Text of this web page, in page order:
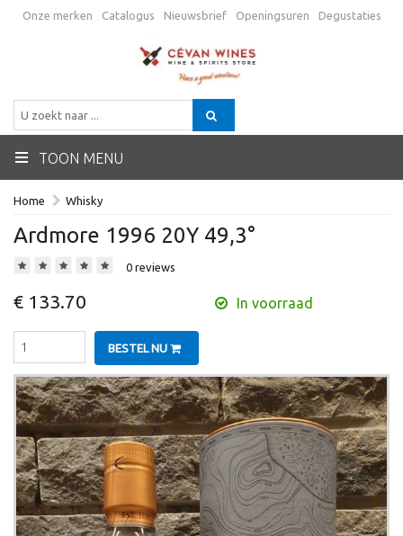
Onze merken Catalogus Nieuwsbrief Openingsuren Degustaties
Algemene voorwaarden
TOON MENU
Home Whisky
Ardmore 1996 20Y 49,3°
0 reviews
€ 133.70 In voorraad
BESTEL NU